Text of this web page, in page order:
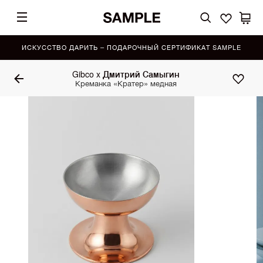
ИСКУССТВО ДАРИТЬ – ПОДАРОЧНЫЙ СЕРТИФИКАТ SAMPLE
Gibco x Дмитрий Самыгин
Креманка «Кратер» медная